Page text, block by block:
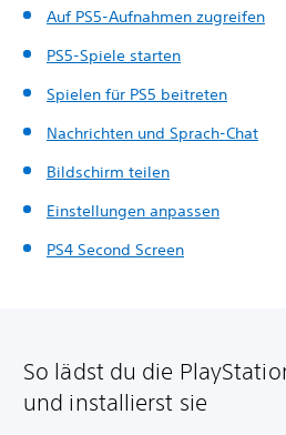
Auf PS5-Aufnahmen zugreifen
PS5-Spiele starten
Spielen für PS5 beitreten
Nachrichten und Sprach-Chat
Bildschirm teilen
Einstellungen anpassen
PS4 Second Screen
So lädst du die
und installierst sie